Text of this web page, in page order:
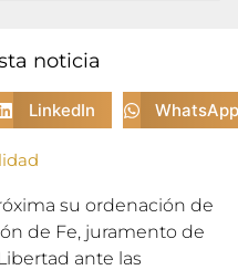
noticia
LinkedIn WhatsApp
su ordenación de
de Fe, juramento de
ante las